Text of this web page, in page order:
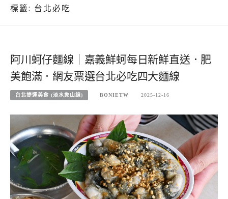
標籤: 台北必吃
阿川蚵仔麵線｜嘉義鮮蚵每日新鮮直送．肥
美飽滿．網友票選台北必吃四大麵線
台北捷運美食 (淡水象山線) BONIETW 2025-12-16